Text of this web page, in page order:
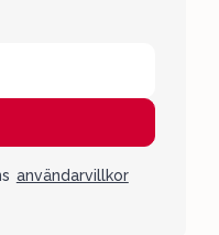
användarvillkor